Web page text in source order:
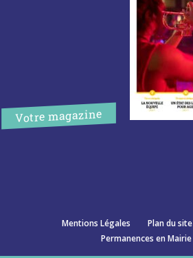
Votre magazine
Mentions Légales Plan du site
Permanences en Mairie